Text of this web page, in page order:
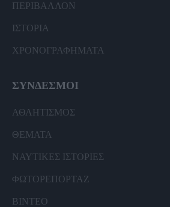
ΠΕΡΙΒΑΛΛΟΝ
ΙΣΤΟΡΙΑ
ΧΡΟΝΟΓΡΑΦΗΜΑΤΑ
ΣΥΝΔΕΣΜΟΙ
ΑΘΛΗΤΙΣΜΟΣ
ΘΕΜΑΤΑ
ΝΑΥΤΙΚΕΣ ΙΣΤΟΡΙΕΣ
ΦΩΤΟΡΕΠΟΡΤΑΖ
ΒΙΝΤΕΟ